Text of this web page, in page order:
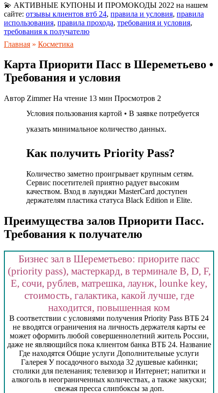
💫 АКТИВНЫЕ КУПОНЫ И ПРОМОКОДЫ 2022 на нашем
сайте: отзывы клиентов втб 24, правила и условия, правила
использования, правила прохода, требования и условия,
требования к получателю
Главная » Косметика
Карта Приорити Пасс в Шереметьево •
Требования и условия
Автор Zimmer На чтение 13 мин Просмотров 2
Условия пользования картой • В заявке потребуется
указать минимальное количество данных.
Как получить Priority Pass?
Количество заметно проигрывает крупным сетям.
Сервис посетителей приятно радует высоким
качеством. Вход в лаунджи MasterCard доступен
держателям пластика статуса Black Edition и Elite.
Преимущества залов Приорити Пасс.
Требования к получателю
Бизнес зал в Шереметьево: приорите пасс
(priority pass), мастеркард, в терминале B, D, F,
E, сочи, рублев, матрешка, лаунж, lounke key,
стоимость, галактика, какой лучше, где
находится, повышенная ком
В соответствии с условиями получения Priority Pass ВТБ 24
не вводятся ограничения на личность держателя карты ее
может оформить любой совершеннолетний житель России,
даже не являющийся пока клиентом банка ВТБ 24. Название
Где находятся Общие услуги Дополнительные услуги
Галерея У посадочного выхода 32 душевые кабинки;
столики для пеленания; телевизор и Интернет; напитки и
алкоголь в неограниченных количествах, а также закуски;
свежая пресса слипбоксы за доп.